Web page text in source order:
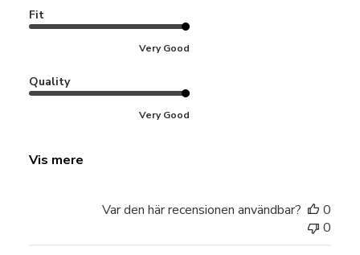
Fit
Very Good
Quality
Very Good
Vis mere
Var den här recensionen användbar?
0
0